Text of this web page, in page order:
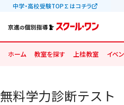
中学・高校受験TOP∑はコチラ
ホーム 教室を探す 上桂教室 イベ
無料学力診断テス